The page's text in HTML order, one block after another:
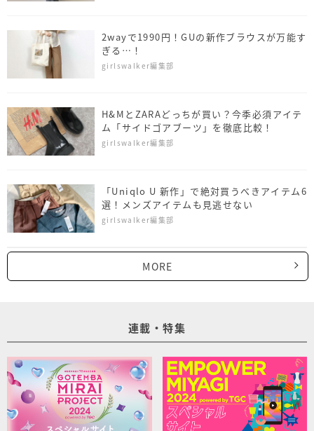
2wayで1990円！GUの新作ブラウスが万能す
ぎる…！
girlswalker編集部
H&MとZARAどっちが買い？今季必須アイテ
ム「サイドゴアブーツ」を徹底比較！
girlswalker編集部
「Uniqlo U 新作」で絶対買うべきアイテム6
選！メンズアイテムも見逃せない
girlswalker編集部
MORE
連載・特集